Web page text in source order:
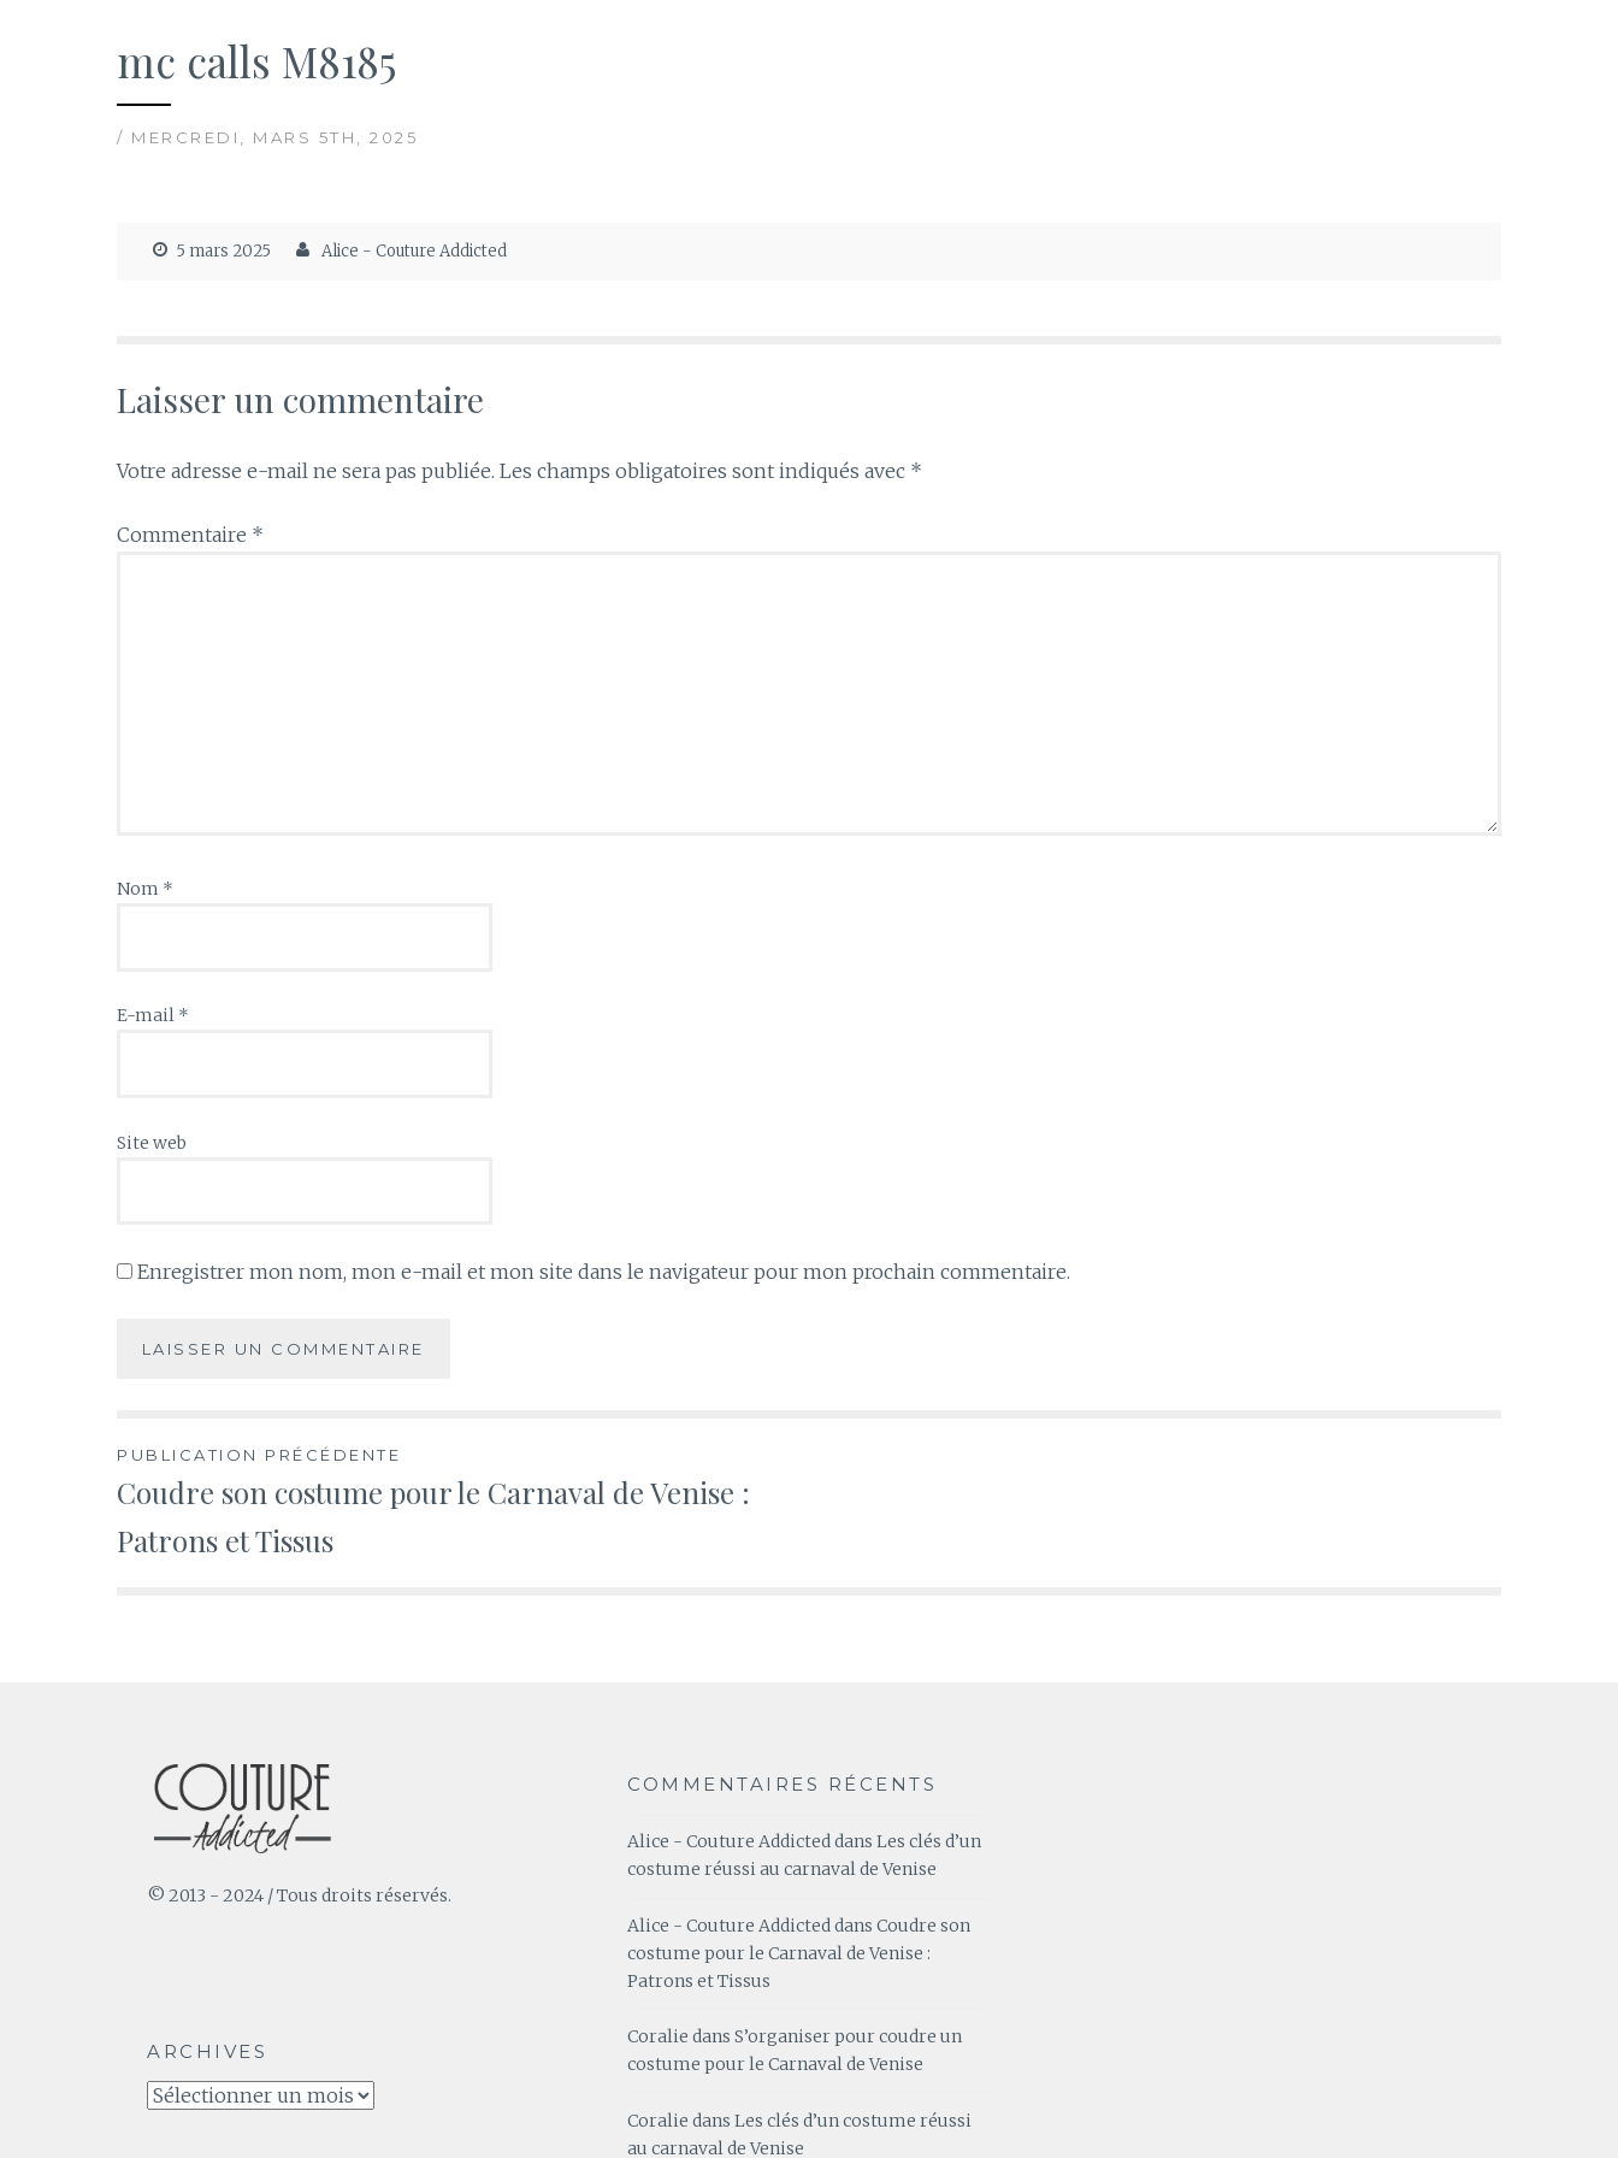
mc calls M8185
/ MERCREDI, MARS 5TH, 2025
5 mars 2025 Alice - Couture Addicted
Laisser un commentaire
Votre adresse e-mail ne sera pas publiée. Les champs obligatoires sont indiqués avec *
Commentaire *
Nom *
E-mail *
Site web
Enregistrer mon nom, mon e-mail et mon site dans le navigateur pour mon prochain commentaire.
Navigation
de
PUBLICATION PRÉCÉDENTE
Coudre son costume pour le Carnaval de Venise :
Patrons et Tissus
© 2013 - 2024 / Tous droits réservés.
ARCHIVES
Archives
COMMENTAIRES RÉCENTS
Alice - Couture Addicteddans Les clés d’un
costume réussi au carnaval de Venise
Alice - Couture Addicteddans Coudre son
costume pour le Carnaval de Venise :
Patrons et Tissus
Coralie dans S’organiser pour coudre un
costume pour le Carnaval de Venise
Coralie dans Les clés d’un costume réussi
au carnaval de Venise